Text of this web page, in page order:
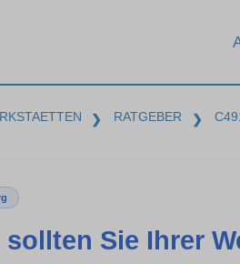
❯ RATGEBER ❯
sollten Sie Ihrer